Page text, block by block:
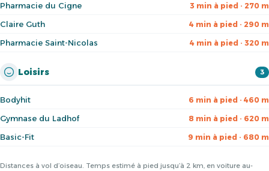
Pharmacie du Cigne 3 min à pied · 270 m
Claire Guth 4 min à pied · 290 m
Pharmacie Saint-Nicolas 4 min à pied · 320 m
Loisirs 3
Bodyhit 6 min à pied · 460 m
Gymnase du Ladhof 8 min à pied · 620 m
Basic-Fit 9 min à pied · 680 m
Distances à vol d’oiseau. Temps estimé à pied jusqu’à 2 km, en voiture au-